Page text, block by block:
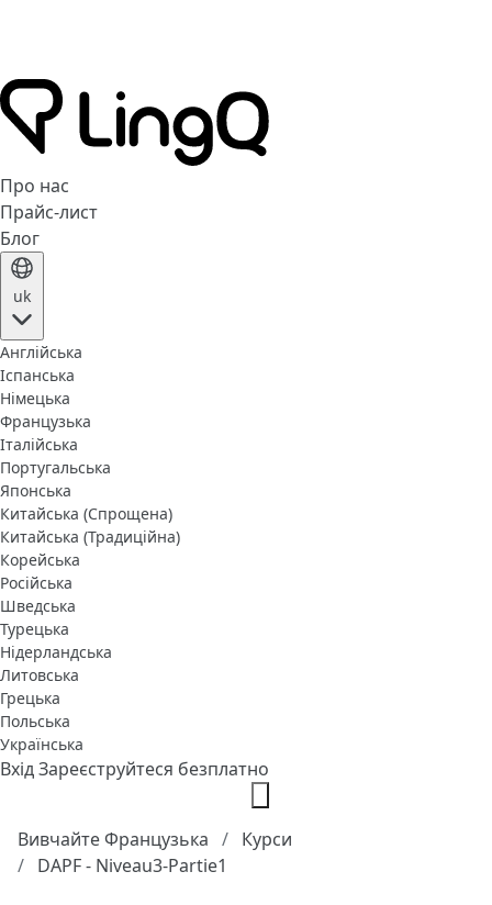
Про нас
Прайс-лист
Блог
uk
Англійська
Іспанська
Німецька
Французька
Італійська
Португальська
Японська
Китайська (Спрощена)
Китайська (Традиційна)
Корейська
Російська
Шведська
Турецька
Нідерландська
Литовська
Грецька
Польська
Українська
ВхідЗареєструйтеся безплатно
Вивчайте Французька
Курси
DAPF - Niveau3-Partie1